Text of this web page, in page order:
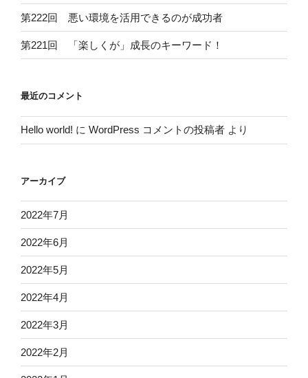
第222回 悪い環境を活用できるのが成功者
第221回 「楽しくが」成長のキーワード！
最近のコメント
Hello world! に WordPress コメントの投稿者 より
アーカイブ
2022年7月
2022年6月
2022年5月
2022年4月
2022年3月
2022年2月